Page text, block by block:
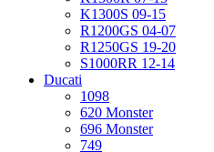
K1300S 09-15
R1200GS 04-07
R1250GS 19-20
S1000RR 12-14
Ducati
1098
620 Monster
696 Monster
749